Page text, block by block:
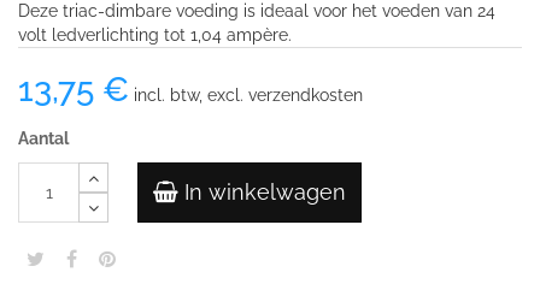
Deze triac-dimbare voeding is ideaal voor het voeden van 24
volt ledverlichting tot 1,04 ampère.
13,75 € incl. btw, excl. verzendkosten
Aantal
In winkelwagen